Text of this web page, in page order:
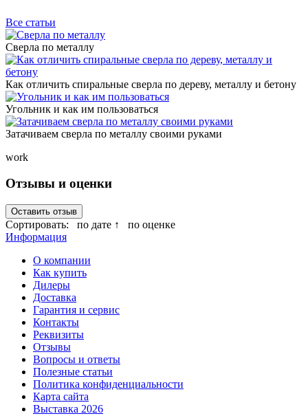
Все статьи
Сверла по металлу
Как отличить спиральные сверла по дереву, металлу и бетону
Угольник и как им пользоваться
Затачиваем сверла по металлу своими руками
work
Отзывы и оценки
Оставить отзыв
Сортировать: по дате ↑
по оценке
Информация
О компании
Как купить
Дилеры
Доставка
Гарантия и сервис
Контакты
Реквизиты
Отзывы
Вопросы и ответы
Полезные статьи
Политика конфиденциальности
Карта сайта
Выставка 2026